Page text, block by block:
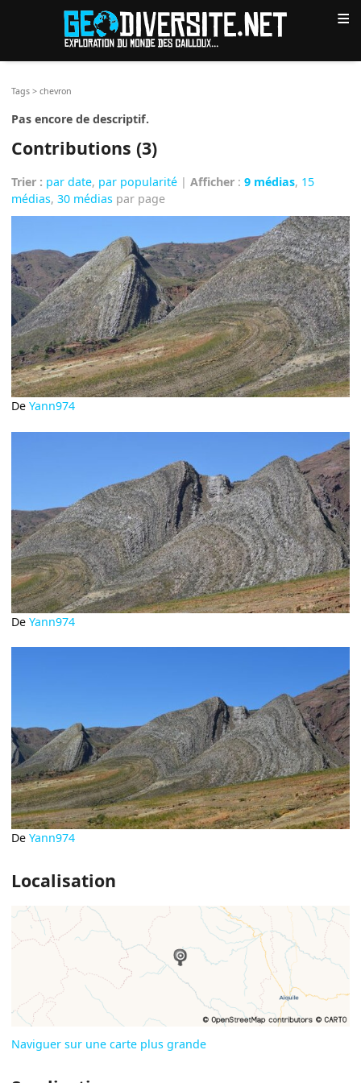
≡
Tags >chevron
Pas encore de descriptif.
Contributions (3)
Trier : par date, par popularité |Afficher :9 médias, 15
médias,30 médias par page
DeYann974
DeYann974
DeYann974
Localisation
Naviguer sur une carte plus grande